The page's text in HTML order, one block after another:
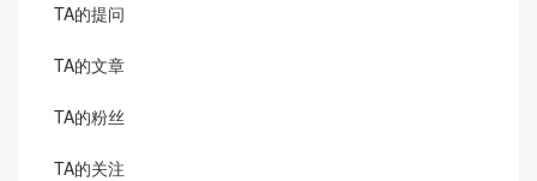
TA的提问
TA的文章
TA的粉丝
TA的关注